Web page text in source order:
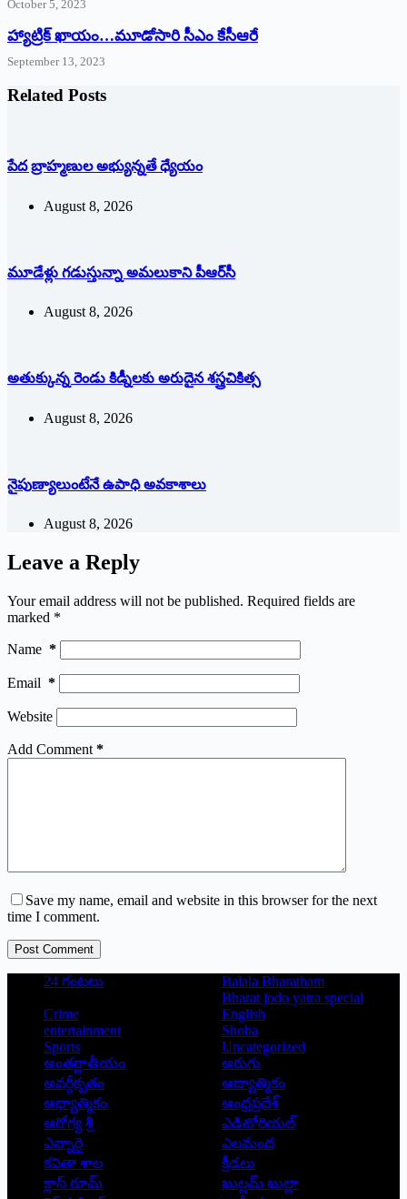
October 5, 2023
హ్యాట్రిక్‌ ‌ఖాయం…మూడోసారి సీఎం కేసీఆరే
September 13, 2023
Related Posts
పేద బ్రాహ్మణుల అభ్యున్నతే ధ్యేయం
August 8, 2026
మూడేళ్లు గ‌డుస్తున్నా అమ‌లుకాని పీఆర్‌సీ
August 8, 2026
అతుక్కున్న రెండు కిడ్నీలకు అరుదైన శస్త్రచికిత్స
August 8, 2026
నైపుణ్యాలుంటేనే ఉపాధి అవకాశాలు
August 8, 2026
Leave a Reply
Your email address will not be published. Required fields are
marked *
Name *
Email *
Website
Add Comment *
Save my name, email and website in this browser for the next
time I comment.
Post Comment
24 గంటలు
Balala Bharatham
Bharat jodo yatra special
Crime
English
entertainment
Shoba
Sports
Uncategorized
అంతర్జాతీయం
అరుగు
అవర్గీకృతం
ఆద్యాత్మికం
ఆధ్యాత్మికం
ఆంధ్రప్రదేశ్
ఆరోగ్య శ్రీ
ఎడిటోరియల్
ఎన్నారై
ఎలమంద
కవితా శాల
క్రీడలు
క్లాస్ రూమ్
ఖుల్లమ్ ఖుల్లా